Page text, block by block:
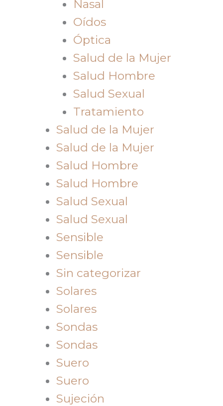
Nasal
Oídos
Óptica
Salud de la Mujer
Salud Hombre
Salud Sexual
Tratamiento
Salud de la Mujer
Salud de la Mujer
Salud Hombre
Salud Hombre
Salud Sexual
Salud Sexual
Sensible
Sensible
Sin categorizar
Solares
Solares
Sondas
Sondas
Suero
Suero
Sujeción